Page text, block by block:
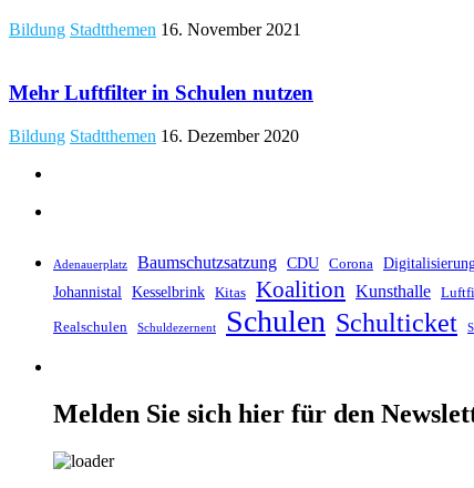
Bildung Stadtthemen 16. November 2021
Mehr Luftfilter in Schulen nutzen
Bildung Stadtthemen 16. Dezember 2020
Adenauerplatz Baumschutzsatzung CDU Corona
Johannistal Kesselbrink Kitas Koalition Kunsthalle
Realschulen Schuldezernent Schulen Schulticket
Melden Sie sich hier für den